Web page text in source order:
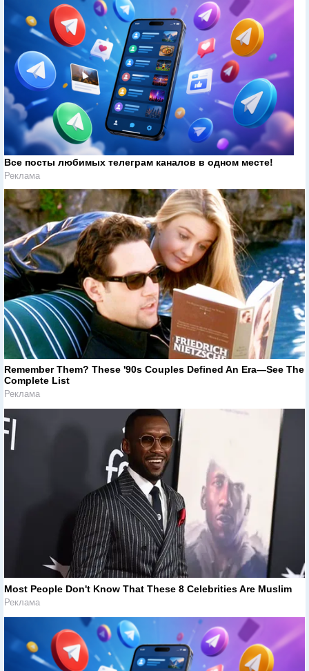
Все посты любимых телеграм каналов в одном месте!
Реклама
Remember Them? These '90s Couples Defined An Era—See The
Complete List
Реклама
Most People Don't Know That These 8 Celebrities Are Muslim
Реклама